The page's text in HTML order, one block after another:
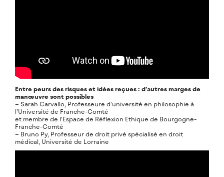
Entre peurs des risques et idées reçues : d’autres marges de
manœuvre sont possibles
– Sarah Carvallo, Professeure d’université en philosophie à
l’Université de Franche-Comté
et membre de l’Espace de Réflexion Ethique de Bourgogne-
Franche-Comté
– Bruno Py, Professeur de droit privé spécialisé en droit
médical, Université de Lorraine